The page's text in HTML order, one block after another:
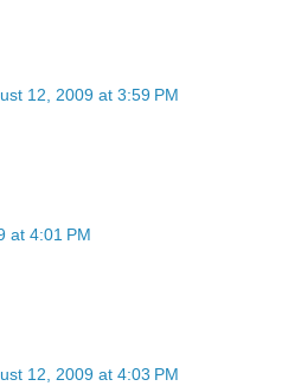
12, 2009 at 3:59 PM
at 4:01 PM
12, 2009 at 4:03 PM